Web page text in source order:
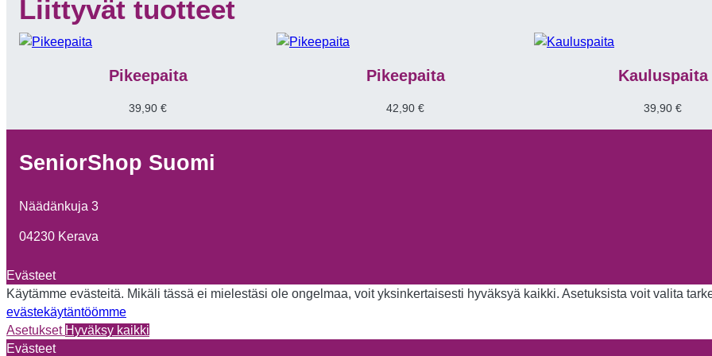
Liittyvät tuotteet
Pikeepaita
39,90 €
Pikeepaita
42,90 €
Kauluspaita
39,90 €
SeniorShop Suomi
Näädänkuja 3
04230 Kerava
Evästeet
Käytämme evästeitä. Mikäli tässä ei mielestäsi ole ongelmaa, voit yksinkertaisesti hyväksyä kaikki. Asetuksista voit valita
evästekäytäntöömme
Asetukset Hyväksy kaikki
Evästeet